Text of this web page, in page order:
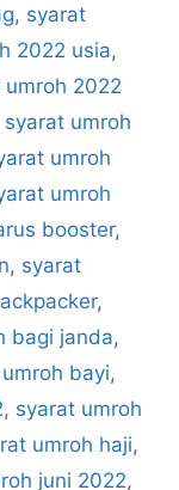
, syarat
2022 usia,
umroh 2022
syarat umroh
umroh
umroh
booster,
, syarat
,
bagi janda,
bayi,
, syarat umroh
umroh haji,
juni 2022,